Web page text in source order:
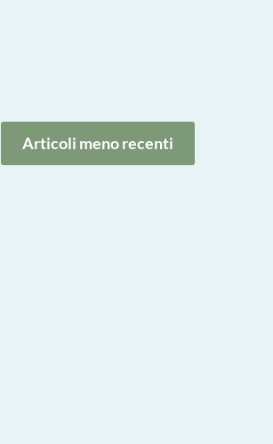
Navigazione
articoli
Articoli meno recenti